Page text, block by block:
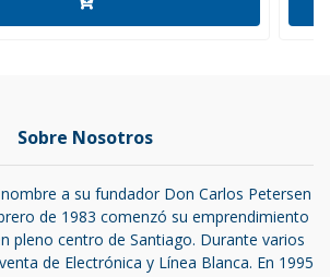
Sobre Nosotros
a su fundador Don Carlos Petersen
de 1983 comenzó su emprendimiento
pleno centro de Santiago. Durante varios
de Electrónica y Línea Blanca. En 1995